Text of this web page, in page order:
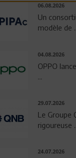
06.08.2026
Un
modèle de
04.08.2026
OPPO
29.07.2026
Le Groupe
rigoureuse
24.07.2026